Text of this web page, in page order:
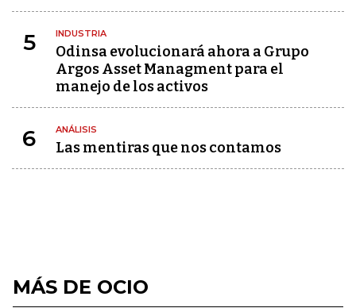
5 INDUSTRIA
Odinsa evolucionará ahora a Grupo
Argos Asset Managment para el
manejo de los activos
6 ANÁLISIS
Las mentiras que nos contamos
MÁS DE OCIO